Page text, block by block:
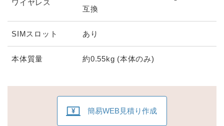
ワイヤレス
互換
SIMスロット あり
本体質量 約0.55kg (本体のみ)
簡易WEB見積り作成